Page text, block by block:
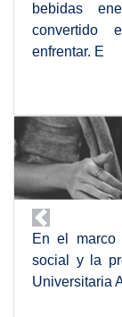
bebidas
convertido
enfrentar. E
En el marco
social y la
Universitaria